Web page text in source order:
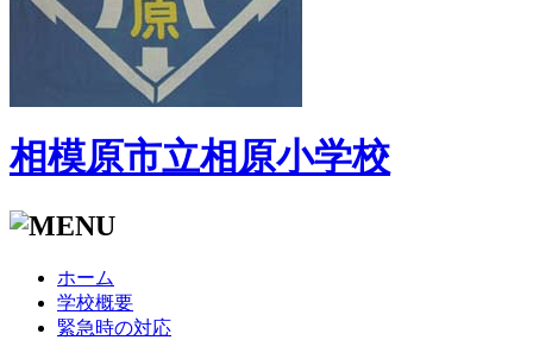
相模原市立相原小学校
ホーム
学校概要
緊急時の対応